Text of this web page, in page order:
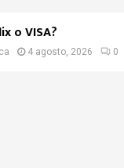
o VISA?
4 agosto, 2026 0